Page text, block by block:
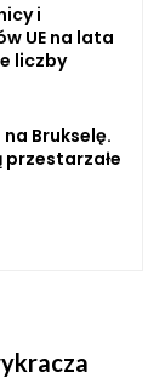
i
UE na lata
liczby
Brukselę.